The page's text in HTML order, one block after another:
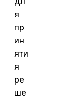
я
пр
ин
яти
я
ре
ше